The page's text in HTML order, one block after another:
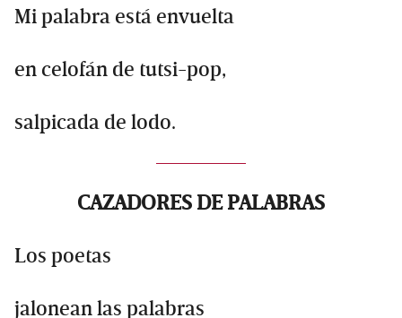
Mi palabra está envuelta
en celofán de tutsi-pop,
salpicada de lodo.
CAZADORES DE PALABRAS
Los poetas
jalonean las palabras